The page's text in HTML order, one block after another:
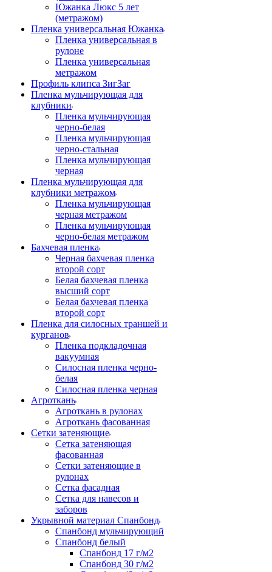
Южанка Люкс 5 лет
(метражом)
Пленка универсальная Южанка
Пленка универсальная в
рулоне
Пленка универсальная
метражом
Профиль клипса ЗигЗаг
Пленка мульчирующая для
клубники
Пленка мульчирующая
черно-белая
Пленка мульчирующая
черно-стальная
Пленка мульчирующая
черная
Пленка мульчирующая для
клубники метражом
Пленка мульчирующая
черная метражом
Пленка мульчирующая
черно-белая метражом
Бахчевая пленка
Черная бахчевая пленка
второй сорт
Белая бахчевая пленка
высший сорт
Белая бахчевая пленка
второй сорт
Пленка для силосных траншей и
курганов
Пленка подкладочная
вакуумная
Силосная пленка черно-
белая
Силосная пленка черная
Агроткань
Агроткань в рулонах
Агроткань фасованная
Сетки затеняющие
Сетка затеняющая
фасованная
Сетки затеняющие в
рулонах
Сетка фасадная
Сетка для навесов и
заборов
Укрывной материал Спанбонд
Спанбонд мульчирующий
Спанбонд белый
Спанбонд 17 г/м2
Спанбонд 30 г/м2